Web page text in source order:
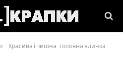
» Красива і пишна: головна ялинка готова переїхати на площу перед Львівським театром опери і балету